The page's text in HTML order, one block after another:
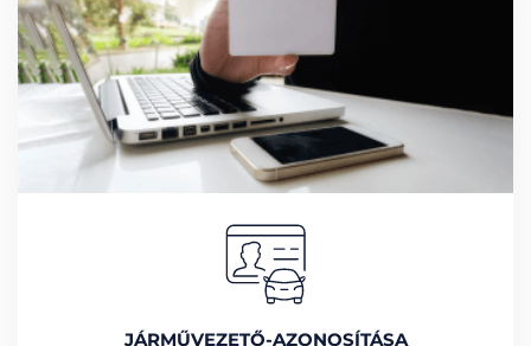
JÁRMŰVEZETŐ-AZONOSÍTÁSA